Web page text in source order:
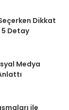
Dikkat
5 Detay
Medya
ile